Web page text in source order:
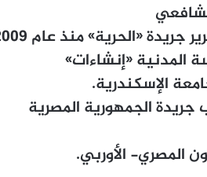
جريدة«الحرية»منذ عام 2009.
المدنية «إنشاءات»
الإسكندرية.
الجمهورية المصرية
المصري- الأوربي.
“باريس ٢٠٢٤”